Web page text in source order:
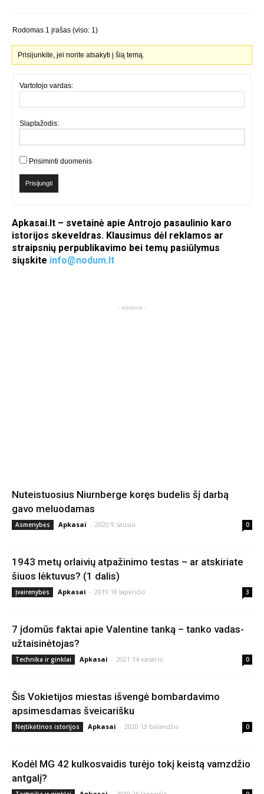
Rodomas 1 įrašas (viso: 1)
Prisijunkite, jei norite atsakyti į šią temą.
Vartotojo vardas:
Slaptažodis:
Prisiminti duomenis
Prisijungti
Apkasai.lt – svetainė apie Antrojo pasaulinio karo
istorijos skeveldras. Klausimus dėl reklamos ar
straipsnių perpublikavimo bei temų pasiūlymus
siųskite info@nodum.lt
- reklama -
Nuteistuosius Niurnberge koręs budelis šį darbą
gavo meluodamas
Asmenybės Apkasai - 2020 9 sausio 0
1943 metų orlaivių atpažinimo testas – ar atskiriate
šiuos lėktuvus? (1 dalis)
Įvairenybės Apkasai - 2019 18 lapkričio 3
7 įdomūs faktai apie Valentine tanką – tanko vadas-
užtaisinėtojas?
Technika ir ginklai Apkasai - 2021 14 vasario 0
Šis Vokietijos miestas išvengė bombardavimo
apsimesdamas šveicarišku
Neįtikėtinos istorijos Apkasai - 2020 13 balandžio 0
Kodėl MG 42 kulkosvaidis turėjo tokį keistą vamzdžio
antgalį?